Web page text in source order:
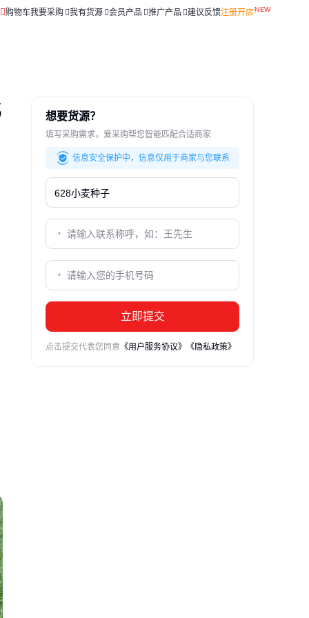
购物车我要采购 我有货源 会员产品 推广产品 建议反馈注册开店
想要货源？
填写采购需求，爱采购帮您智能匹配合适商家
信息安全保护中，信息仅用于商家与您联系
立即提交
点击提交代表您同意 《用户服务协议》 《隐私政策》